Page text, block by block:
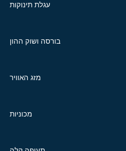
עגלת תינוקות
בורסה ושוק ההון
מזג האוויר
מכוניות